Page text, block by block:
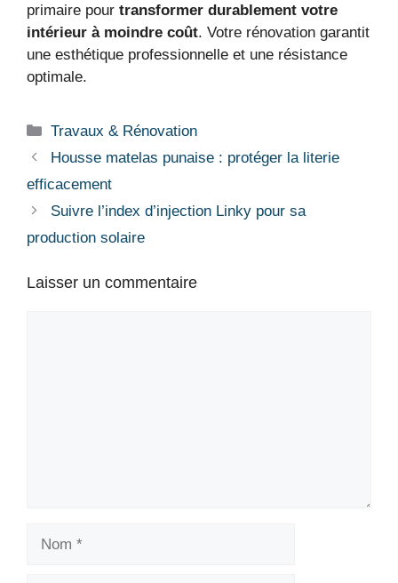
primaire pour transformer durablement votre
intérieur à moindre coût. Votre rénovation garantit
une esthétique professionnelle et une résistance
optimale.
Catégories
Travaux & Rénovation
Housse matelas punaise : protéger la literie
efficacement
Suivre l’index d’injection Linky pour sa
production solaire
Laisser un commentaire